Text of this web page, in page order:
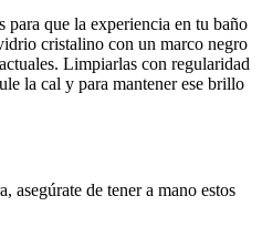
para que la experiencia en tu baño
cristalino con un marco negro
Limpiarlas con regularidad
la cal y para mantener ese brillo
asegúrate de tener a mano estos